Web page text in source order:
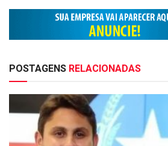
POSTAGENS RELACIONADAS